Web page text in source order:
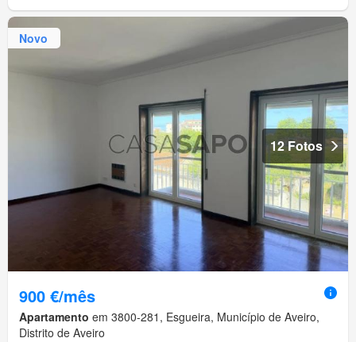
Novo
12 Fotos
900 €/mês
Apartamento em 3800-281, Esgueira, Município de Aveiro,
Distrito de Aveiro